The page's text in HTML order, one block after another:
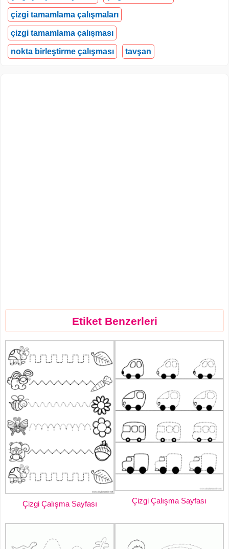
çizgi tamamlama çalışmaları
çizgi tamamlama çalışması
nokta birleştirme çalışması tavşan
Etiket Benzerleri
Çizgi Çalışma Sayfası Çizgi Çalışma Sayfası